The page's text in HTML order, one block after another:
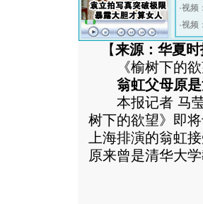
·视频
·视频
【来源：华夏时
《榆树下的欲
翁虹父母原
本报记者 马莹
树下的欲望》即
上海排演的翁虹
原来曾是清华大学